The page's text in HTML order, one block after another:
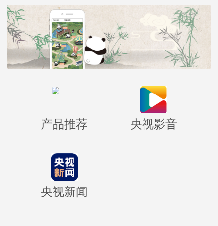
产品推荐 央视影音
央视新闻